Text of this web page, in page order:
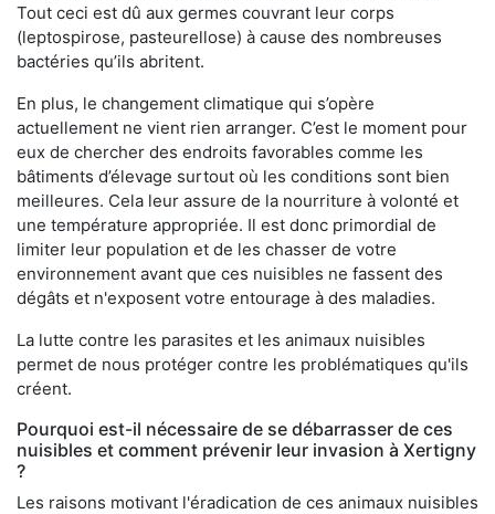
Tout ceci est dû aux germes couvrant leur corps
(leptospirose, pasteurellose) à cause des nombreuses
bactéries qu’ils abritent.
En plus, le changement climatique qui s’opère
actuellement ne vient rien arranger. C’est le moment pour
eux de chercher des endroits favorables comme les
bâtiments d’élevage surtout où les conditions sont bien
meilleures. Cela leur assure de la nourriture à volonté et
une température appropriée. Il est donc primordial de
limiter leur population et de les chasser de votre
environnement avant que ces nuisibles ne fassent des
dégâts et n'exposent votre entourage à des maladies.
La lutte contre les parasites et les animaux nuisibles
permet de nous protéger contre les problématiques qu'ils
créent.
Pourquoi est-il nécessaire de se débarrasser de ces
nuisibles et comment prévenir leur invasion à Xertigny
?
Les raisons motivant l'éradication de ces animaux nuisibles